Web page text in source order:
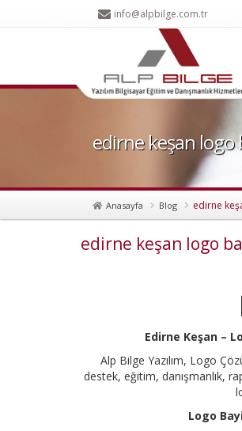
info@alpbilge.com.tr
edirne keşan logo
Anasayfa Blog edirne
edirne keşan logo
Edirne Keşan –
Alp Bilge Yazılım, Logo
destek, eğitim, danışmanlık,
Logo